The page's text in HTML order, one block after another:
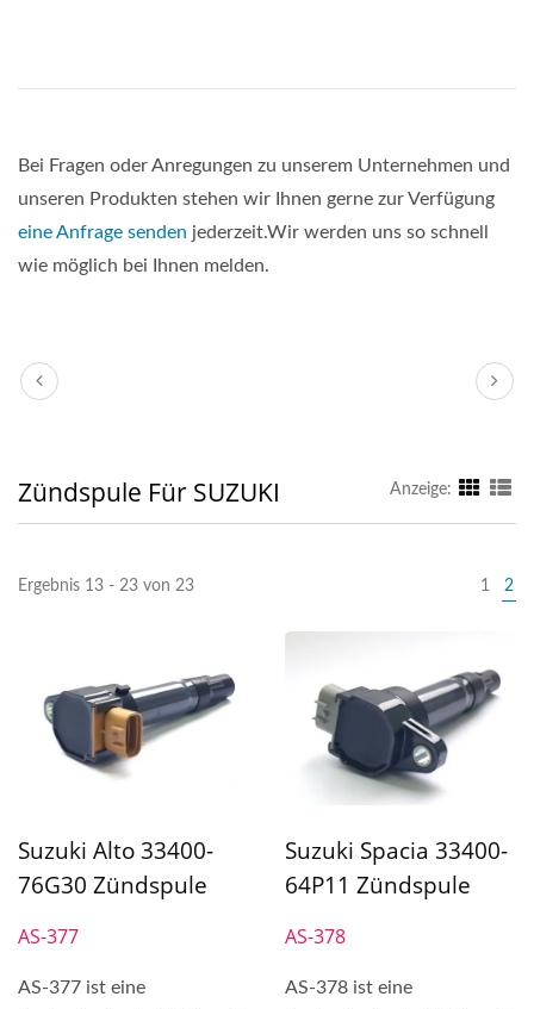
Bei Fragen oder Anregungen zu unserem Unternehmen und
unseren Produkten stehen wir Ihnen gerne zur Verfügung
eine Anfrage senden jederzeit.Wir werden uns so schnell
wie möglich bei Ihnen melden.
Zündspule Für SUZUKI Anzeige:
Ergebnis 13 - 23 von 23 1 2
Suzuki Alto 33400-
76G30 Zündspule
AS-377
AS-377 ist eine
Suzuki Spacia 33400-
64P11 Zündspule
AS-378
AS-378 ist eine